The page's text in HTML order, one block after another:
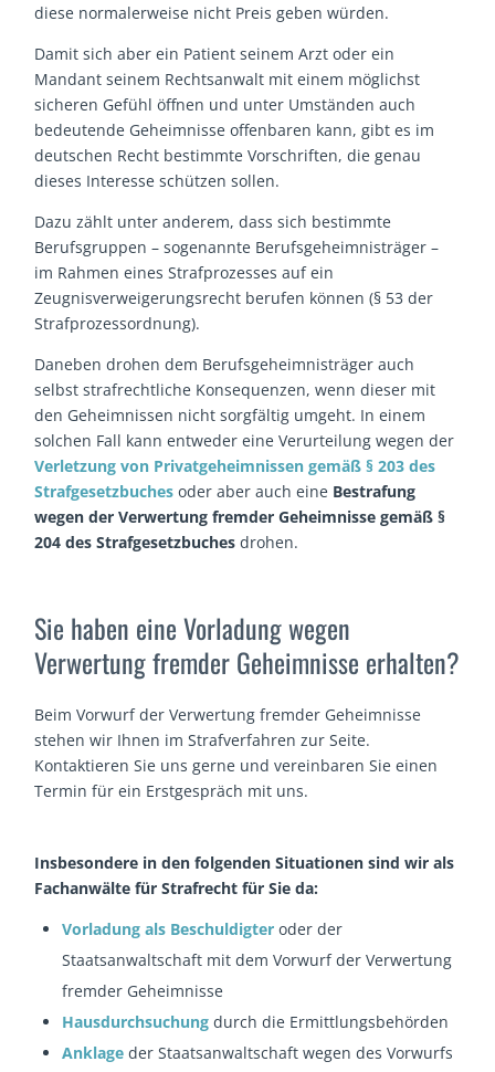
diese normalerweise nicht Preis geben würden.
Damit sich aber ein Patient seinem Arzt oder ein
Mandant seinem Rechtsanwalt mit einem möglichst
sicheren Gefühl öffnen und unter Umständen auch
bedeutende Geheimnisse offenbaren kann, gibt es im
deutschen Recht bestimmte Vorschriften, die genau
dieses Interesse schützen sollen.
Dazu zählt unter anderem, dass sich bestimmte
Berufsgruppen – sogenannte Berufsgeheimnisträger –
im Rahmen eines Strafprozesses auf ein
Zeugnisverweigerungsrecht berufen können (§ 53 der
Strafprozessordnung).
Daneben drohen dem Berufsgeheimnisträger auch
selbst strafrechtliche Konsequenzen, wenn dieser mit
den Geheimnissen nicht sorgfältig umgeht. In einem
solchen Fall kann entweder eine Verurteilung wegen der
Verletzung von Privatgeheimnissen gemäß § 203 des
Strafgesetzbuches oder aber auch eine Bestrafung
wegen der Verwertung fremder Geheimnisse gemäß §
204 des Strafgesetzbuches drohen.
Sie haben eine Vorladung wegen
Verwertung fremder Geheimnisse erhalten?
Beim Vorwurf der Verwertung fremder Geheimnisse
stehen wir Ihnen im Strafverfahren zur Seite.
Kontaktieren Sie uns gerne und vereinbaren Sie einen
Termin für ein Erstgespräch mit uns.
Insbesondere in den folgenden Situationen sind wir als
Fachanwälte für Strafrecht für Sie da:
Vorladung als Beschuldigter oder der
Staatsanwaltschaft mit dem Vorwurf der Verwertung
fremder Geheimnisse
Hausdurchsuchung durch die Ermittlungsbehörden
Anklage der Staatsanwaltschaft wegen des Vorwurfs